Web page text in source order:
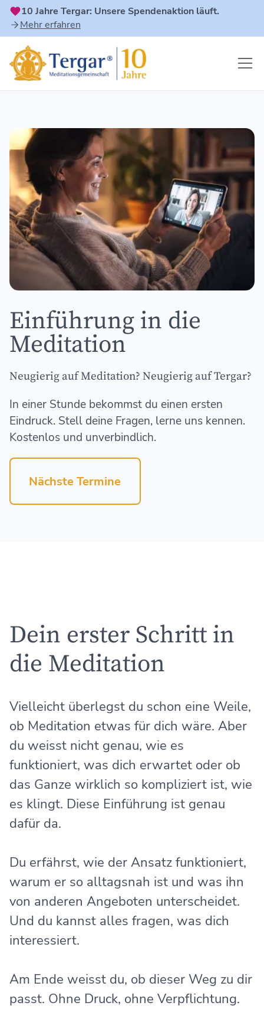
10 Jahre Tergar: Unsere Spendenaktion läuft.
Mehr erfahren
Einführung in die
Meditation
Neugierig auf Meditation? Neugierig auf Tergar?
In einer Stunde bekommst du einen ersten
Eindruck. Stell deine Fragen, lerne uns kennen.
Kostenlos und unverbindlich.
Nächste Termine
Dein erster Schritt in
die Meditation
Vielleicht überlegst du schon eine Weile,
ob Meditation etwas für dich wäre. Aber
du weisst nicht genau, wie es
funktioniert, was dich erwartet oder ob
das Ganze wirklich so kompliziert ist, wie
es klingt. Diese Einführung ist genau
dafür da.
Du erfährst, wie der Ansatz funktioniert,
warum er so alltagsnah ist und was ihn
von anderen Angeboten unterscheidet.
Und du kannst alles fragen, was dich
interessiert.
Am Ende weisst du, ob dieser Weg zu dir
passt. Ohne Druck, ohne Verpflichtung.